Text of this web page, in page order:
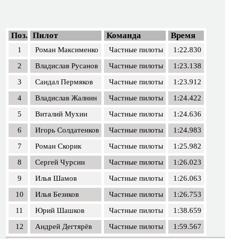
Поз. Пилот Команда Время
1 Роман Максименко Частные пилоты
1:22.830
2
Владислав Русанов Частные пилоты
1:23.138
3
Сандал Пермяков Частные пилоты
1:23.912
4
Владислав Жалнин Частные пилоты
1:24.422
5
Виталий Мухин Частные пилоты
1:24.636
6
Игорь Солдатенков Частные пилоты
1:24.983
7
Роман Скорик Частные пилоты
1:25.982
8
Сергей Чурсин Частные пилоты
1:26.023
9
Илья Шамов Частные пилоты
1:26.063
10
Илья Безиков Частные пилоты
1:26.753
11
Юрий Шашков Частные пилоты
1:38.659
12
Андрей Дегтярёв Частные пилоты 1:59.567